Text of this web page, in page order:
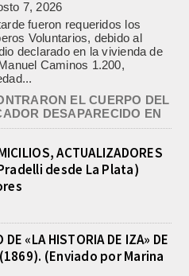
EL CUERPO DEL
DESAPARECIDO EN
SALADILLO
7, 2026
que participaba de la
encontró hoy el cuerpo sin
la persona que se buscaba
CADETES. ATHLETIC
EL FEDERAL TRAS UN
NOTABLE ANTE
8, 2026
se metió entre los mejores 4
y disputa el...
DE 100 SORTEOS Y
ACTUALIZADORES
desde La Plata)
DE «LA HISTORIA DE IZA» DE
(1869). (Enviado por Marina